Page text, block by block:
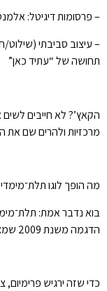
– פרסומות דיגיטל:
– עיצוב סביבתי (שילוט/
תחושה של “עתיד כאן”
מרכזיות ולהרים שם את
מה הופך לוגו
בוא נדבר אמת:
הדגמה משנת 2009 שמצאת במחשב של בן דוד.
כדי שזה ירגיש פרימיום,